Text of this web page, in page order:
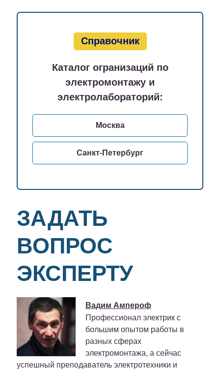
Справочник
Каталог огранизаций по
электромонтажу и
электролабораторий:
Москва
Санкт-Петербург
ЗАДАТЬ
ВОПРОС
ЭКСПЕРТУ
Вадим Ампероф
Профессионал электрик с
большим опытом работы в
разных сферах
электромонтажа, а сейчас
успешный преподаватель электротехники и